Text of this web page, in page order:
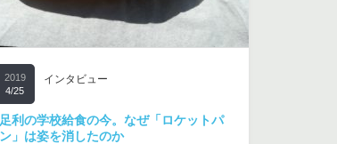
2019
4/25
インタビュー
足利の学校給食の今。なぜ「ロケットパ
ン」は姿を消したのか